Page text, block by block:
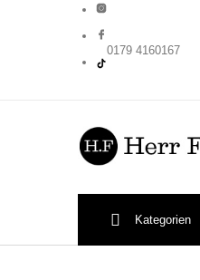
0179 4160167
Kategorien